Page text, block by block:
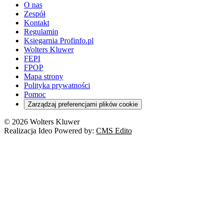
O nas
Zespół
Kontakt
Regulamin
Księgarnia Profinfo.pl
Wolters Kluwer
FEPI
FPOP
Mapa strony
Polityka prywatności
Pomoc
Zarządzaj preferencjami plików cookie
© 2026 Wolters Kluwer
Realizacja Ideo Powered by: CMS Edito